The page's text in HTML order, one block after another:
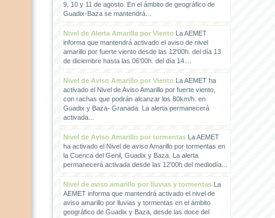
9, 10 y 11 de agosto. En el ámbito de geográfico de
Guadix-Baza se mantendrá...
Nivel de Alerta Amarilla por VientoLa AEMET
informa que mantendrá activado el aviso de nivel
amarillo por fuerte viento desde las 12'00h. del día 13
de diciembre hasta las 06'00h. del día 14....
Nivel de Aviso Amarillo por VientoLa AEMET ha
activado el Nivel de Aviso Amarillo por fuerte viento,
con rachas que podrán alcanzar los 80km/h. en
Guadix y Baza- Granada. La alerta permanecerá
activada...
Nivel de Aviso Amarillo por tormentasLa AEMET
ha activado el Nivel de aviso Amarillo por tormentas en
la Cuenca del Genil, Guadix y Baza. La alerta
permanecerá activada desde las 12'00h del mediodía...
Nivel de aviso amarillo por lluvias y tormentasLa
AEMET informa que mantendrá activado el nivel de
aviso amarillo por lluvias y tormentas en el ámbito
geográfico de Guadix y Baza, desde las doce del